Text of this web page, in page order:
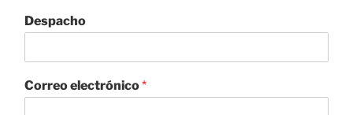
Despacho
Correo electrónico*